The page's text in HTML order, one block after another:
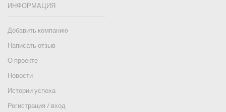
ИНФОРМАЦИЯ
Добавить компанию
Написать отзыв
О проекте
Новости
Истории успеха
Регистрация / вход